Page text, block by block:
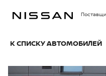
К СПИСКУ АВТОМОБИЛЕЙ